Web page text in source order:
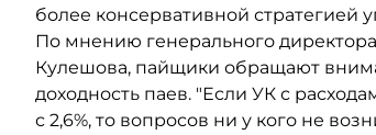
более консервативной стратегией
По мнению генерального
Кулешова, пайщики обращают
доходность паев. "Если УК с
с 2,6%, то вопросов ни у кого не